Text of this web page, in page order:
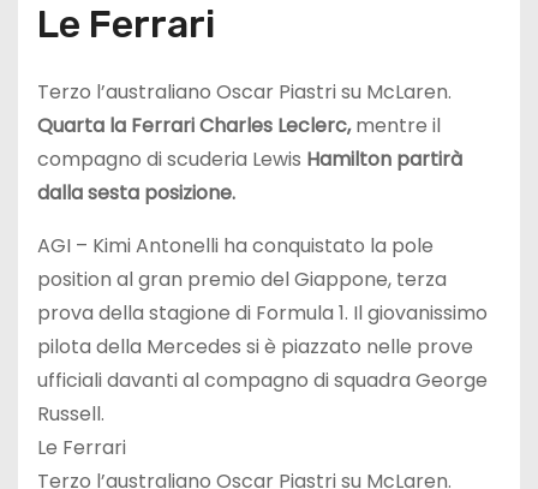
Le Ferrari
Terzo l’australiano Oscar Piastri su McLaren.
Quarta la Ferrari Charles Leclerc,mentre il
compagno di scuderia Lewis Hamilton partirà
dalla sesta posizione.
AGI – Kimi Antonelli ha conquistato la pole
position al gran premio del Giappone, terza
prova della stagione di Formula 1. Il giovanissimo
pilota della Mercedes si è piazzato nelle prove
ufficiali davanti al compagno di squadra George
Russell.
Le Ferrari
Terzo l’australiano Oscar Piastri su McLaren.